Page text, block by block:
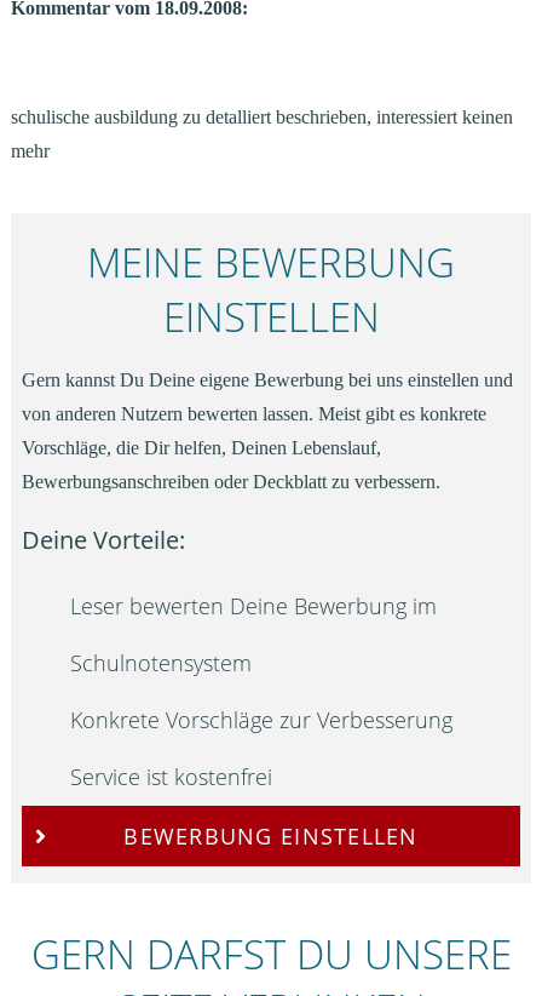
Kommentar vom 18.09.2008:
schulische ausbildung zu detalliert beschrieben, interessiert keinen
mehr
MEINE BEWERBUNG
EINSTELLEN
Gern kannst Du Deine eigene Bewerbung bei uns einstellen und
von anderen Nutzern bewerten lassen. Meist gibt es konkrete
Vorschläge, die Dir helfen, Deinen Lebenslauf,
Bewerbungsanschreiben oder Deckblatt zu verbessern.
Deine Vorteile:
Leser bewerten Deine Bewerbung im
Schulnotensystem
Konkrete Vorschläge zur Verbesserung
Service ist kostenfrei
BEWERBUNG EINSTELLEN
GERN DARFST DU UNSERE